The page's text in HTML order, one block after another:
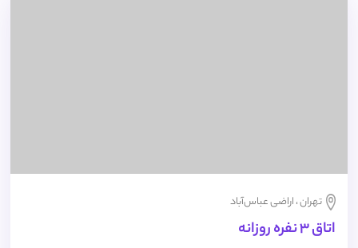
تهران ، اراضی عباس‌آباد
اتاق 3 نفره روزانه